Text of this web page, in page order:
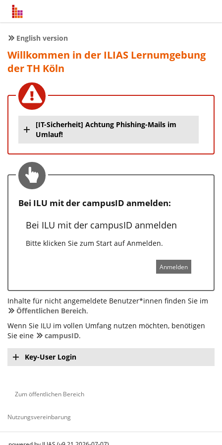
English version
Willkommen in der ILIAS Lernumgebung
der TH Köln
[IT-Sicherheit] Achtung Phishing-Mails im
Umlauf!
Bei ILU mit der campusID anmelden:
Bei ILU mit der campusID anmelden
Bitte klicken Sie zum Start auf Anmelden.
Anmelden
Inhalte für nicht angemeldete Benutzer*innen finden Sie im
Öffentlichen Bereich.
Wenn Sie ILU im vollen Umfang nutzen möchten, benötigen
Sie eine
campusID.
Key-User Login
Zum öffentlichen Bereich
Nutzungsvereinbarung